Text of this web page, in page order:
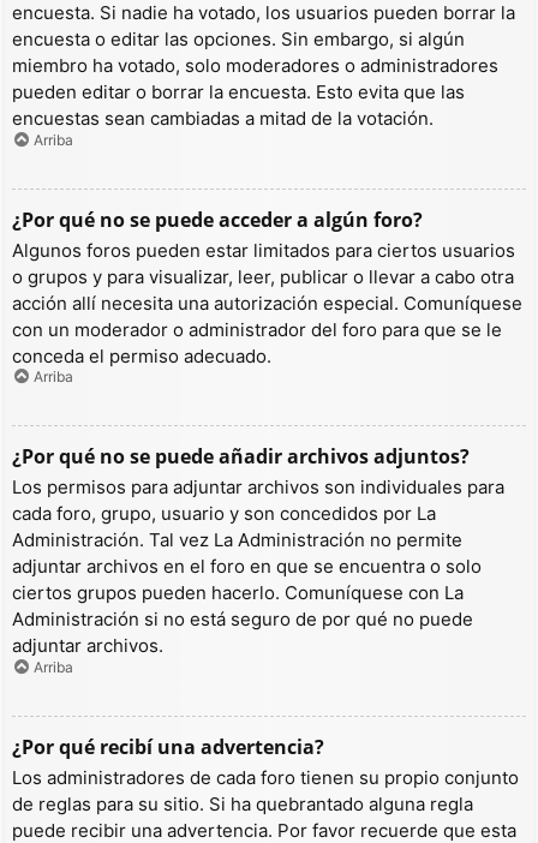
encuesta. Si nadie ha votado, los usuarios pueden borrar la
encuesta o editar las opciones. Sin embargo, si algún
miembro ha votado, solo moderadores o administradores
pueden editar o borrar la encuesta. Esto evita que las
encuestas sean cambiadas a mitad de la votación.
Arriba
¿Por qué no se puede acceder a algún foro?
Algunos foros pueden estar limitados para ciertos usuarios
o grupos y para visualizar, leer, publicar o llevar a cabo otra
acción allí necesita una autorización especial. Comuníquese
con un moderador o administrador del foro para que se le
conceda el permiso adecuado.
Arriba
¿Por qué no se puede añadir archivos adjuntos?
Los permisos para adjuntar archivos son individuales para
cada foro, grupo, usuario y son concedidos por La
Administración. Tal vez La Administración no permite
adjuntar archivos en el foro en que se encuentra o solo
ciertos grupos pueden hacerlo. Comuníquese con La
Administración si no está seguro de por qué no puede
adjuntar archivos.
Arriba
¿Por qué recibí una advertencia?
Los administradores de cada foro tienen su propio conjunto
de reglas para su sitio. Si ha quebrantado alguna regla
puede recibir una advertencia. Por favor recuerde que esta